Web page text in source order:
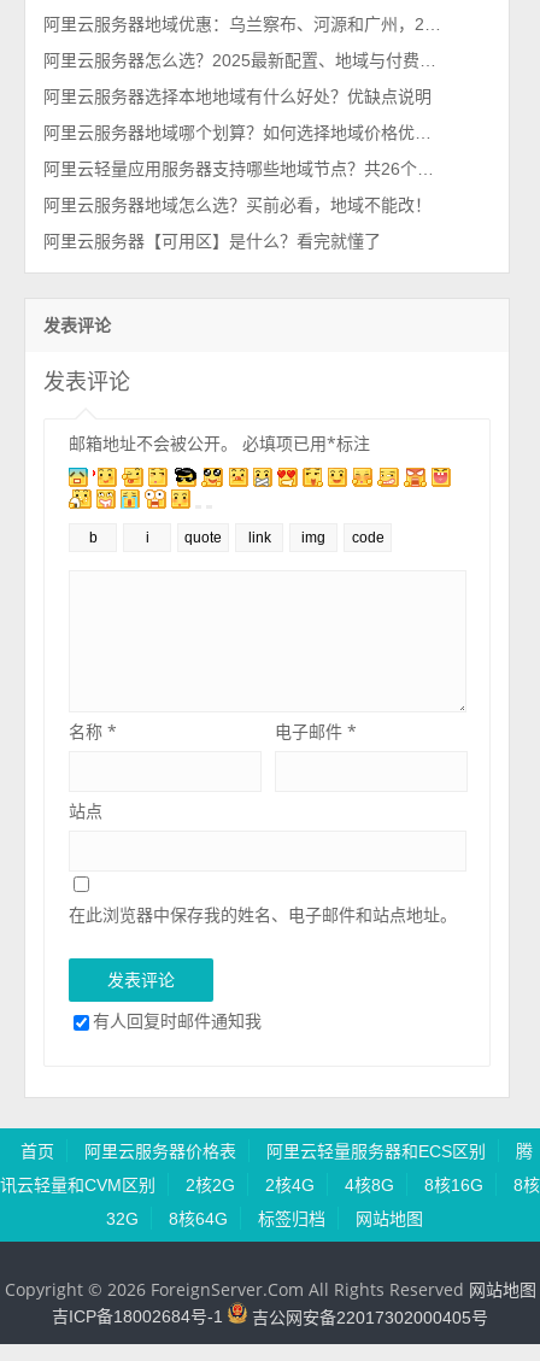
阿里云服务器选择本地地域有什么好处？优缺点说明
阿里云服务器地域怎么选？买前必看，地域不能改！
阿里云服务器【可用区】是什么？看完就懂了
发表评论
发表评论
邮箱地址不会被公开。 必填项已用*标注
名称* 电子邮件*
站点
在此浏览器中保存我的姓名、电子邮件和站点地址。
有人回复时邮件通知我
首页 阿里云服务器价格表 阿里云轻量服务器和ECS区别
腾
讯云轻量和CVM区别
2核2G 2核4G 4核8G 8核16G
8核
32G
8核64G 标签归档 网站地图
Copyright © 2026 ForeignServer.Com All Rights Reserved 网站地图
吉ICP备18002684号-1
吉公网安备22017302000405号